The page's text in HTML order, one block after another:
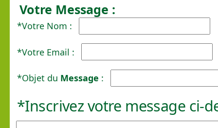
Votre Message :
*Votre Nom :
*Votre Email :
*Objet du Message :
*Inscrivez votre message ci-